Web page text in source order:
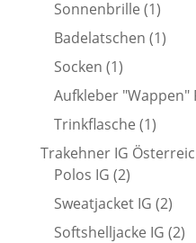
Sonnenbrille 11
Badelatschen 11
Socken 11
Produkt
Aufkleber "Wappen"
Trinkflasche 11
Trakehner IG
Polos IG 22
Produkte
Sweatjacket IG 22
Softshelljacke IG 22